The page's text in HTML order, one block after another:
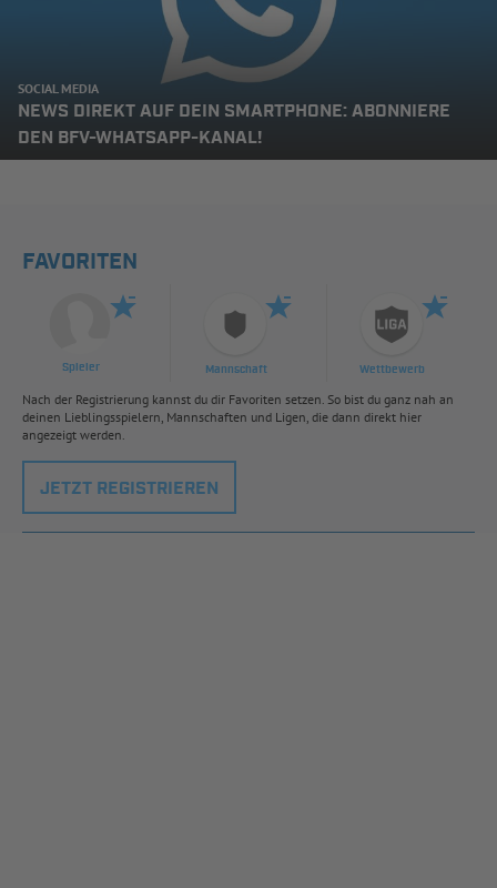
SOCIAL MEDIA
NEWS DIREKT AUF DEIN SMARTPHONE: ABONNIERE
DEN BFV-WHATSAPP-KANAL!
FAVORITEN
Spieler Mannschaft Wettbewerb
Nach der Registrierung kannst du dir Favoriten setzen. So bist du ganz nah an
deinen Lieblingsspielern, Mannschaften und Ligen, die dann direkt hier
angezeigt werden.
JETZT REGISTRIEREN